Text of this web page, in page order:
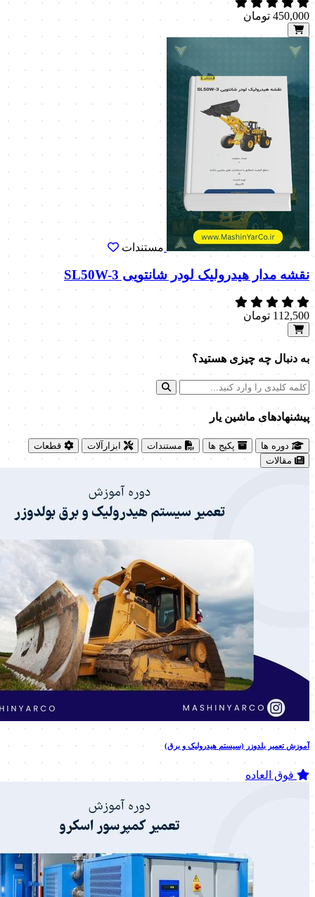
450,000 تومان
مستندات
نقشه مدار هیدرولیک لودر شانتویی SL50W-3
112,500 تومان
به دنبال چه چیزی هستید؟
پیشنهاد‌های ماشین یار
دوره ها پکیج ها مستندات ابزارآلات
قطعات
مقالات
آموزش تعمیر بلدوزر (سیستم هیدرولیک و برق)
فوق العاده